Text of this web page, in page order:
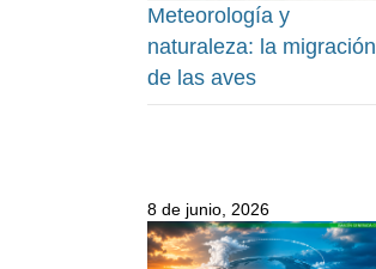
Meteorología y
naturaleza: la migración
de las aves
8 de junio, 2026